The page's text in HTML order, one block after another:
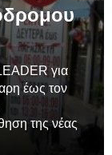
για
έως τον
της νέας